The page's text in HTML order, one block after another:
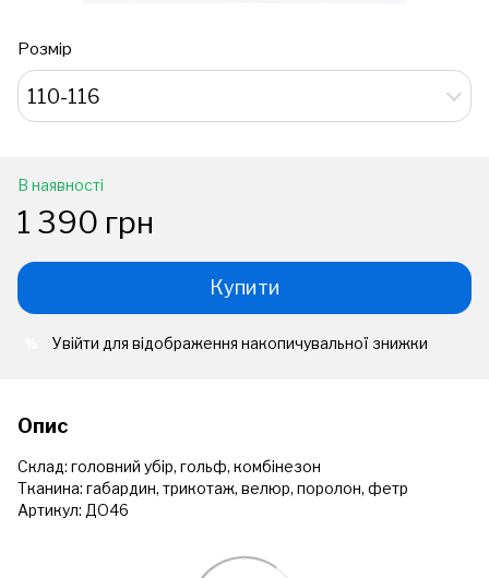
Розмір
110-116
В наявності
1 390 грн
Купити
Увійти для відображення накопичувальної знижки
Опис
Склад: головний убір, гольф, комбінезон
Тканина: габардин, трикотаж, велюр, поролон, фетр
Артикул: ДО46